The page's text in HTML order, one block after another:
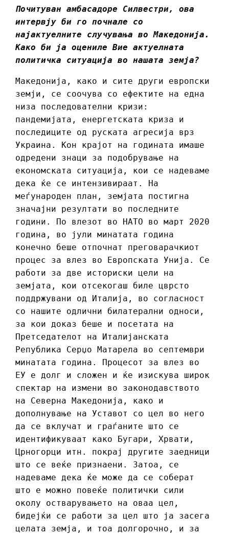
Почитуван амбасадоре Силвестри, ова
интервју би го почнале со
најактуелните случувања во Македонија.
Како би ја оцениле Вие актуелната
политичка ситуација во нашата земја?
Македонија, како и сите други европски
земји, се соочува со ефектите на една
низа последователни кризи:
пандемијата, енергетската криза и
последиците од руската агресија врз
Украина. Кон крајот на годината имаше
одредени знаци за подобрување на
економската ситуација, кои се надеваме
дека ќе се интензивираат. На
меѓународен план, земјата постигна
значајни резултати во последните
години. По влезот во НАТО во март 2020
година, во јули минатата година
конечно беше отпочнат преговарачкиот
процес за влез во Европската Унија. Се
работи за две историски цели на
земјата, кои отсекогаш биле цврсто
поддржувани од Италија, во согласност
со нашите одлични билатерални односи,
за кои доказ беше и посетата на
Претседателот на Италијанската
Република Серџо Матарела во септември
минатата година. Процесот за влез во
ЕУ е долг и сложен и ќе изискува широк
спектар на измени во законодавството
на Северна Македонија, како и
дополнување на Уставот со цел во него
да се вклучат и граѓаните што се
идентификуваат како Бугари, Хрвати,
Црногорци итн. покрај другите заедници
што се веќе признаени. Затоа, се
надеваме дека ќе може да се соберат
што е можно повеќе политички сили
околу остварувањето на оваа цел,
бидејќи се работи за цел што ја засега
целата земја, и тоа долгорочно, и за